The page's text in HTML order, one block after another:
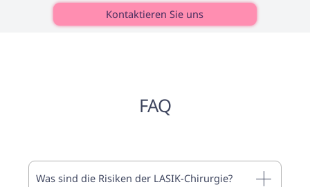
Kontaktieren Sie uns
FAQ
Was sind die Risiken der LASIK-Chirurgie?